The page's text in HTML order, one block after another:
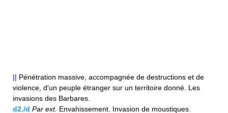
|| Pénétration massive, accompagnée de destructions et de
violence, d'un peuple étranger sur un territoire donné. Les
invasions des Barbares.
d2./d Par ext. Envahissement. Invasion de moustiques.